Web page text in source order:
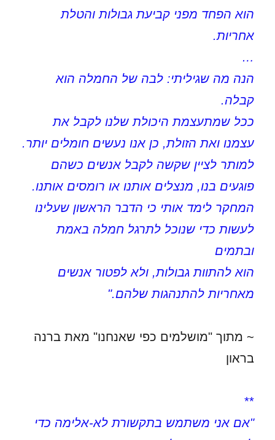
הוא הפחד מפני קביעת גבולות והטלת
אחריות.
…
הנה מה שגיליתי: לבה של החמלה הוא
קבלה.
ככל שמתעצמת היכולת שלנו לקבל את
עצמנו ואת הזולת, כן אנו נעשים חומלים יותר.
למותר לציין שקשה לקבל אנשים כשהם
פוגעים בנו, מנצלים אותנו או רומסים אותנו.
המחקר לימד אותי כי הדבר הראשון שעלינו
לעשות כדי שנוכל לתרגל חמלה באמת
ובתמים
הוא להתוות גבולות, ולא לפטור אנשים
מאחריות להתנהגות שלהם."
~ מתוך "מושלמים כפי שאנחנו" מאת ברנה
בראון
**
"אם אני משתמש בתקשורת לא-אלימה כדי